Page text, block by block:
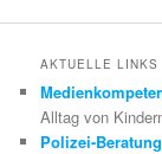
AKTUELLE LINKS
Alltag von
Polizei-Beratung